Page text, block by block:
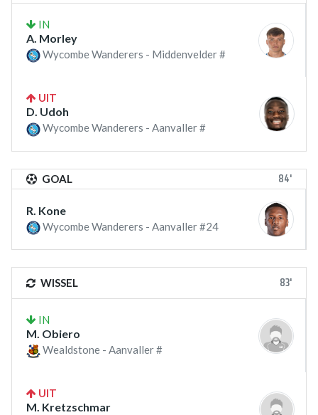
IN
A. Morley
Wycombe Wanderers - Middenvelder #
UIT
D. Udoh
Wycombe Wanderers - Aanvaller #
GOAL 84'
R. Kone
Wycombe Wanderers - Aanvaller #24
WISSEL 83'
IN
M. Obiero
Wealdstone - Aanvaller #
UIT
M. Kretzschmar